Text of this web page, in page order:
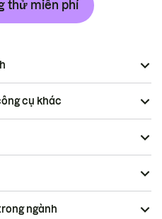
thử miễn phí
cụ khác
ngành